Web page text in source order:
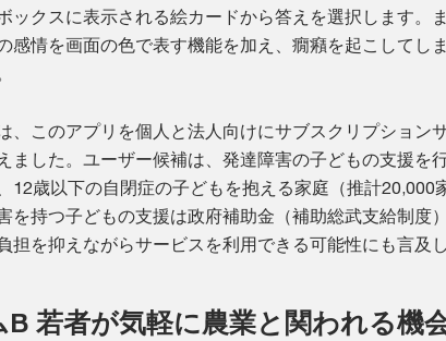
ックスに表示される絵カードから答えを選択します。
感情を画面の色で表す機能を加え、癇癪を起こしてし
、このアプリを個人と法人向けにサブスクリプション
ました。ユーザー候補は、発達障害の子どもの支援を
12歳以下の自閉症の子どもを抱える家庭（推計20,000
を持つ子どもの支援は政府補助金（補助総武支給制度
担を抑えながらサービスを利用できる可能性にも言及し
B 若者が気軽に農業と関われる機